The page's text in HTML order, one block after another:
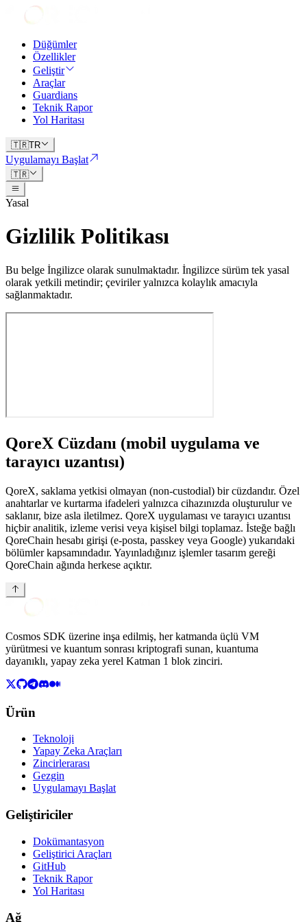
Düğümler
Özellikler
Geliştir
Araçlar
Guardians
Teknik Rapor
Yol Haritası
🇹🇷TR
Uygulamayı Başlat
🇹🇷
Yasal
Gizlilik Politikası
Bu belge İngilizce olarak sunulmaktadır. İngilizce sürüm tek yasal
olarak yetkili metindir; çeviriler yalnızca kolaylık amacıyla
sağlanmaktadır.
QoreX Cüzdanı (mobil uygulama ve
tarayıcı uzantısı)
QoreX, saklama yetkisi olmayan (non-custodial) bir cüzdandır. Özel
anahtarlar ve kurtarma ifadeleri yalnızca cihazınızda oluşturulur ve
saklanır, bize asla iletilmez. QoreX uygulaması ve tarayıcı uzantısı
hiçbir analitik, izleme verisi veya kişisel bilgi toplamaz. İsteğe bağlı
QoreChain hesabı girişi (e-posta, passkey veya Google) yukarıdaki
bölümler kapsamındadır. Yayınladığınız işlemler tasarım gereği
QoreChain ağında herkese açıktır.
Cosmos SDK üzerine inşa edilmiş, her katmanda üçlü VM
yürütmesi ve kuantum sonrası kriptografi sunan, kuantuma
dayanıklı, yapay zeka yerel Katman 1 blok zinciri.
Ürün
Teknoloji
Yapay Zeka Araçları
Zincirlerarası
Gezgin
Uygulamayı Başlat
Geliştiriciler
Dokümantasyon
Geliştirici Araçları
GitHub
Teknik Rapor
Yol Haritası
Ağ